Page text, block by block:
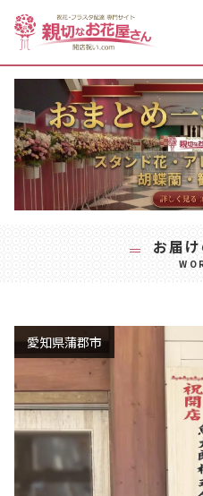
お届
愛知県蒲郡市